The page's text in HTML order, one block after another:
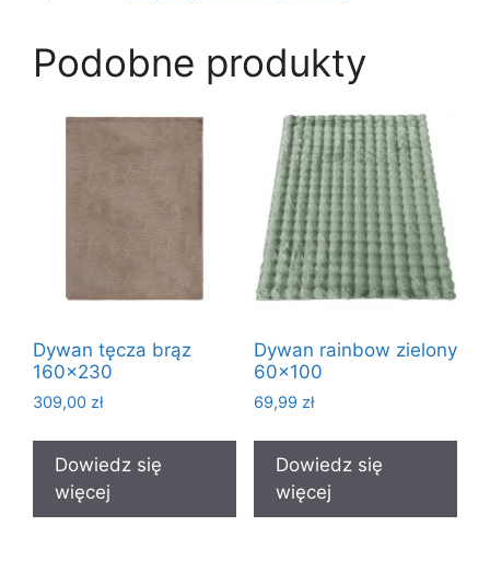
Podobne produkty
Dywan tęcza brąz
160×230
309,00 zł
Dowiedz się
więcej
Dywan rainbow zielony
60×100
69,99 zł
Dowiedz się
więcej